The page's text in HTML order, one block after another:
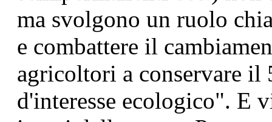
ma svolgono un ruolo
e combattere il
agricoltori a conservare il
d'interesse ecologico". E